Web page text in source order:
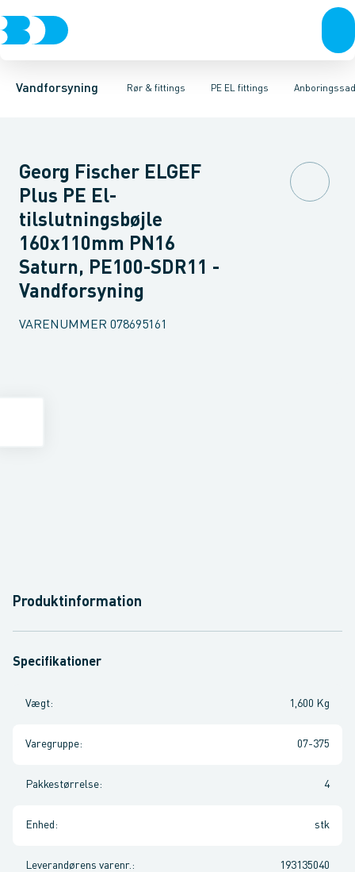
Vandforsyning Rør & fittings
Rør & fittingsKoblinger & anboringerMuffer, klemmer &
PE EL fittings
PE rørPE EL fittingsPE fittings Duktiljern fittings
VinklerT-stykker SvejsemufferReduktionerAnboringssadler-
Georg Fischer ELGEF
Plus PE El-
tilslutningsbøjle
160x110mm PN16
Saturn, PE100-SDR11 -
Vandforsyning
VARENUMMER 078695161
Produktinformation
Specifikationer
Vægt: 1,600 Kg
Varegruppe: 07-375
Pakkestørrelse: 4
Enhed : stk
Leverandørens varenr. : 193135040